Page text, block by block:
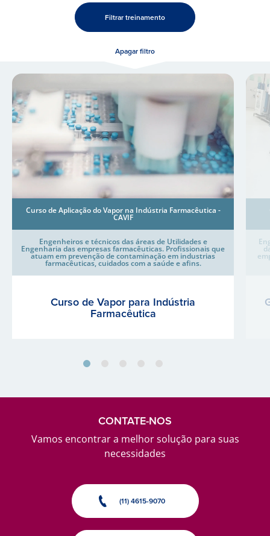
Filtrar treinamento
Apagar filtro
Curso de Aplicação do Vapor na Indústria Farmacêutica -
CAVIF
Engenheiros e técnicos das áreas de Utilidades e
Engenharia das empresas farmacêuticas. Profissionais que
atuam em prevenção de contaminação em industrias
farmacêuticas, cuidados com a saúde e afins.
Curso de Vapor para Indústria
Farmacêutica
CONTATE-NOS
Vamos encontrar a melhor solução para suas
necessidades
(11) 4615-9070